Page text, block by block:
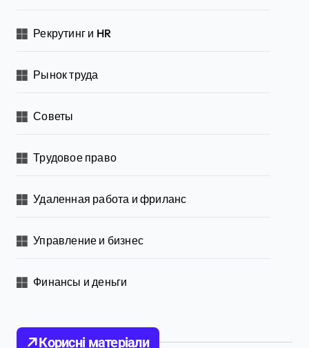
Рекрутинг и HR
Рынок труда
Советы
Трудовое право
Удаленная работа и фриланс
Управление и бизнес
Финансы и деньги
Корисні матеріали